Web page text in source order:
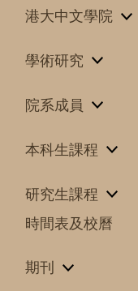
港大中文學院
學術研究
院系成員
本科生課程
研究生課程
時間表及校曆
期刊